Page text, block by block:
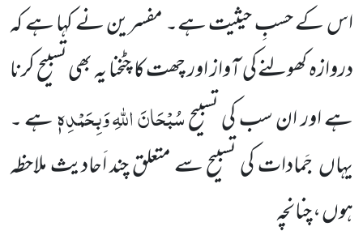
اس کے حسبِ حیثیت ہے۔ مفسرین نے کہا ہے کہ
دروازہ کھولنے کی آواز اور چھت کا چٹخنا یہ بھی تسبیح کرنا
ہے اور ان سب کی تسبیحسُبْحَانَ اللّٰہِ وَبِحَمْدِہٖہے ۔
یہاںجَمادات کی تسبیح سے متعلق چند اَحادیث ملاحظہ
ہوں ، چنانچہ